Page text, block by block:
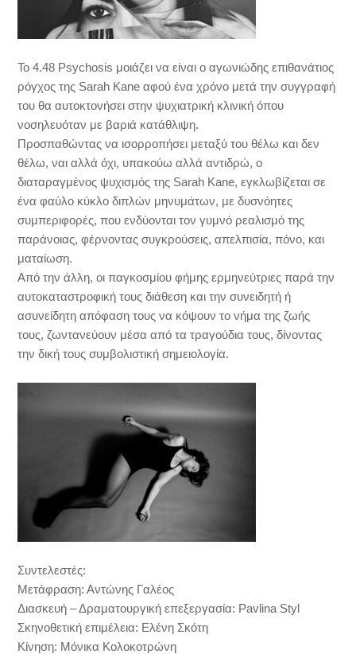
Το 4.48 Psychosis μοιάζει να είναι ο αγωνιώδης επιθανάτιος
ρόγχος της Sarah Kane αφού ένα χρόνο μετά την συγγραφή
του θα αυτοκτονήσει στην ψυχιατρική κλινική όπου
νοσηλευόταν με βαριά κατάθλιψη.
Προσπαθώντας να ισορροπήσει μεταξύ του θέλω και δεν
θέλω, ναι αλλά όχι, υπακούω αλλά αντιδρώ, ο
διαταραγμένος ψυχισμός της Sarah Kane, εγκλωβίζεται σε
ένα φαύλο κύκλο διπλών μηνυμάτων, με δυσνόητες
συμπεριφορές, που ενδύονται τον γυμνό ρεαλισμό της
παράνοιας, φέρνοντας συγκρούσεις, απελπισία, πόνο, και
ματαίωση.
Από την άλλη, οι παγκοσμίου φήμης ερμηνεύτριες παρά την
αυτοκαταστροφική τους διάθεση και την συνειδητή ή
ασυνείδητη απόφαση τους να κόψουν το νήμα της ζωής
τους, ζωντανεύουν μέσα από τα τραγούδια τους, δίνοντας
την δική τους συμβολιστική σημειολογία.
Συντελεστές:
Μετάφραση: Αντώνης Γαλέος
Διασκευή – Δραματουργική επεξεργασία: Pavlina Styl
Σκηνοθετική επιμέλεια: Ελένη Σκότη
Κίνηση: Μόνικα Κολοκοτρώνη